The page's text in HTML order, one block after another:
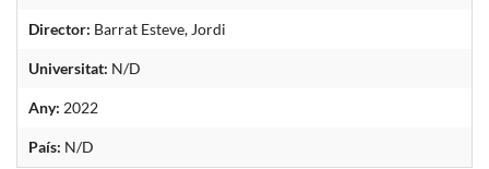
Director: Barrat Esteve, Jordi
Universitat: N/D
Any: 2022
País: N/D